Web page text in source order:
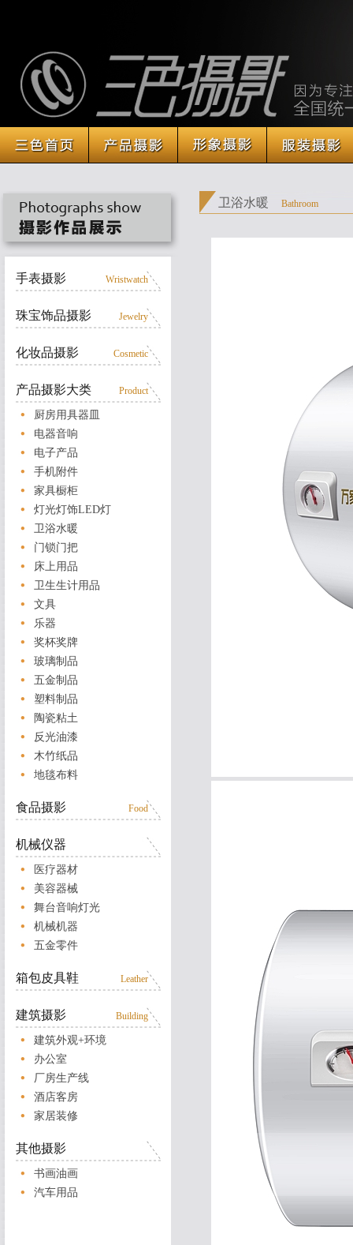
手表摄影 Wristwatch
珠宝饰品摄影 Jewelry
化妆品摄影 Cosmetic
产品摄影大类 Product
厨房用具器皿
电器音响
电子产品
手机附件
家具橱柜
灯光灯饰LED灯
卫浴水暖
门锁门把
床上用品
卫生生计用品
文具
乐器
奖杯奖牌
玻璃制品
五金制品
塑料制品
陶瓷粘土
反光油漆
木竹纸品
地毯布料
食品摄影 Food
机械仪器
医疗器材
美容器械
舞台音响灯光
机械机器
五金零件
箱包皮具鞋 Leather
建筑摄影 Building
建筑外观+环境
办公室
厂房生产线
酒店客房
家居装修
其他摄影
书画油画
汽车用品
卫浴水暖 Bathroom